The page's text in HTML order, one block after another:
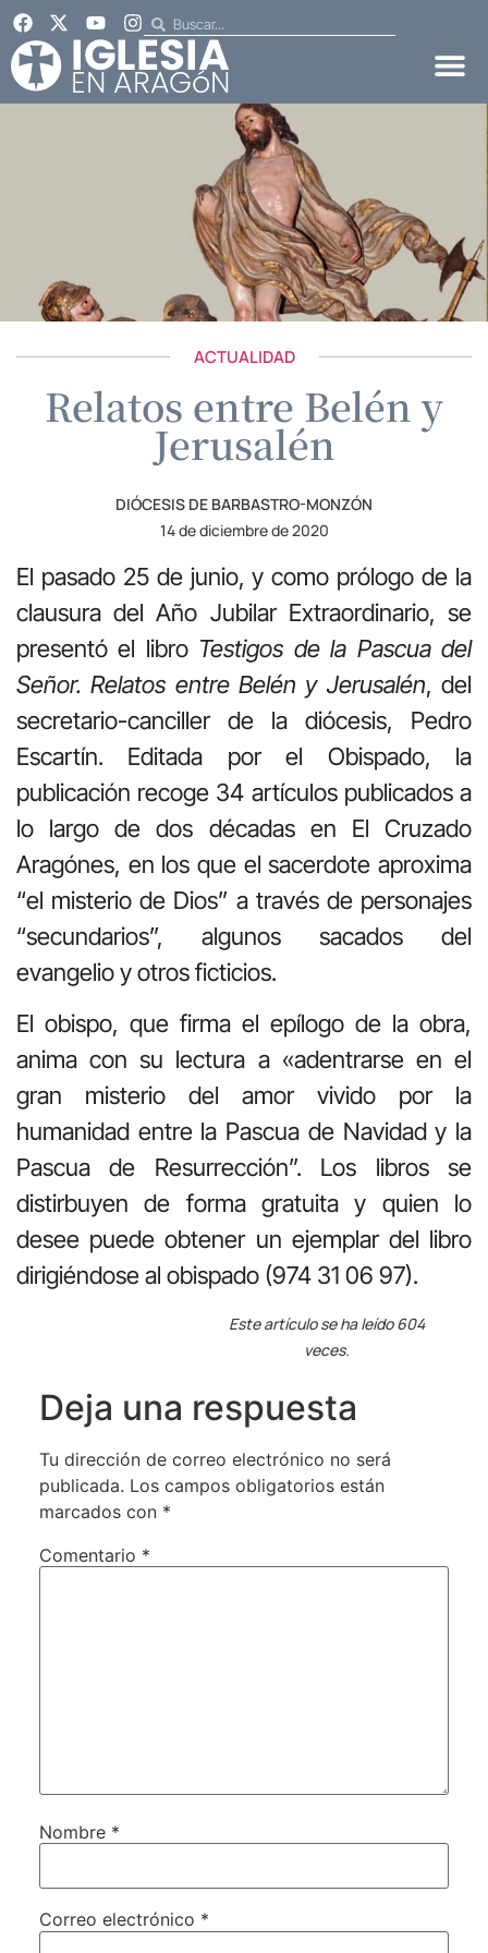
ACTUALIDAD
Relatos entre Belén y
Jerusalén
DIÓCESIS DE BARBASTRO-MONZÓN
14 de diciembre de 2020
El pasado 25 de junio, y como prólogo de la
clausura del Año Jubilar Extraordinario, se
presentó el libro Testigos de la Pascua del
Señor. Relatos entre Belén y Jerusalén, del
secretario-canciller de la diócesis, Pedro
Escartín. Editada por el Obispado, la
publicación recoge 34 artículos publicados a
lo largo de dos décadas en El Cruzado
Aragónes, en los que el sacerdote aproxima
“el misterio de Dios” a través de personajes
“secundarios”, algunos sacados del
evangelio y otros ficticios.
El obispo, que firma el epílogo de la obra,
anima con su lectura a «adentrarse en el
gran misterio del amor vivido por la
humanidad entre la Pascua de Navidad y la
Pascua de Resurrección”. Los libros se
distirbuyen de forma gratuita y quien lo
desee puede obtener un ejemplar del libro
dirigiéndose al obispado (974 31 06 97).
Este artículo se ha leído 604
veces.
Deja una respuesta
Tu dirección de correo electrónico no será
publicada. Los campos obligatorios están
marcados con *
Comentario *
Nombre *
Correo electrónico *